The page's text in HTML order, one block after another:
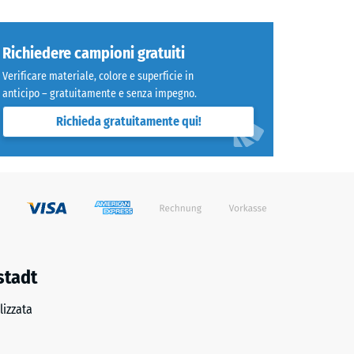
Richiedere campioni gratuiti
Verificare materiale, colore e superficie in
anticipo – gratuitamente e senza impegno.
Richieda gratuitamente qui!